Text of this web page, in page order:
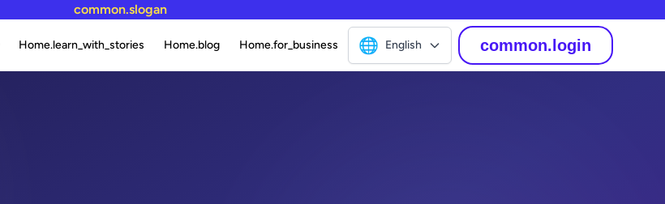
common.slogan
Home.learn_with_stories Home.blog Home.for_business 🌐 English common.login